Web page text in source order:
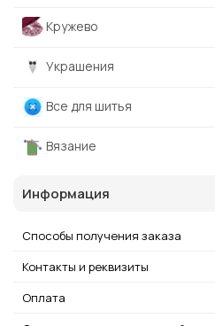
Кружево
Украшения
Все для шитья
Вязание
Информация
Способы получения заказа
Контакты и реквизиты
Оплата